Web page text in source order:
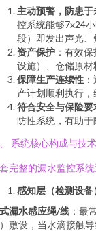
主动预警，防患于
控系统能够7x24
段）即发出声光、
资产保护 ：有效
设施）、仓储原材
保障生产连续性
产计划顺利执行，
符合安全与保险要
防性系统，有助于
系统核心构成与技
完整的漏水监控系
感知层（检测设备
漏水感应绳/线 ：最
敷设，当水滴接触